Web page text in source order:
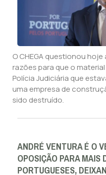
O CHEGA questionou
razões para que o
Polícia Judiciária que
uma empresa de
sido destruído.
ANDRÉ VENTURA É O
OPOSIÇÃO PARA MAIS
PORTUGUESES,